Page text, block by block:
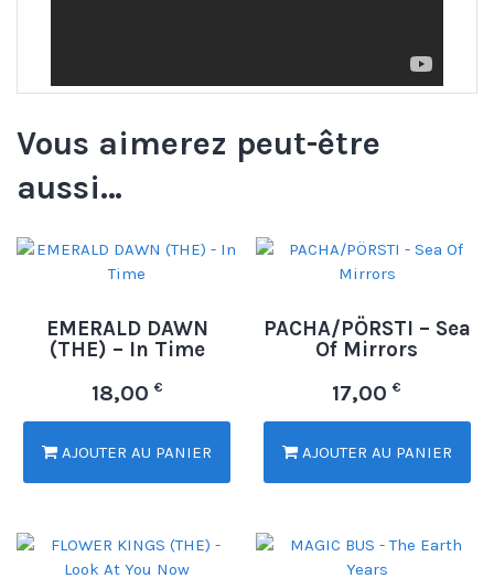
Vous aimerez peut-être
aussi…
EMERALD DAWN
(THE) – In Time
18,00 €
AJOUTER AU PANIER
PACHA/PÖRSTI – Sea
Of Mirrors
17,00€
AJOUTER AU PANIER